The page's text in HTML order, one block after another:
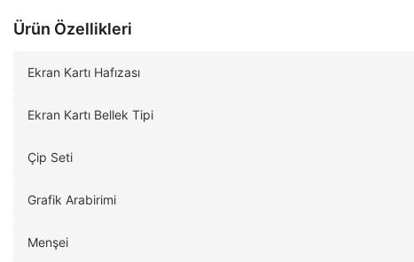
Ürün Özellikleri
Ekran Kartı Hafızası
Ekran Kartı Bellek Tipi
Çip Seti
Grafik Arabirimi
Menşei